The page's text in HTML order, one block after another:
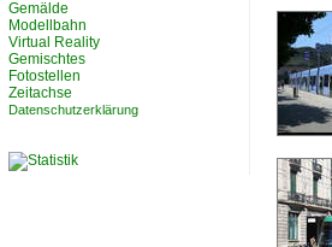
Gemälde
Modellbahn
Virtual Reality
Gemischtes
Fotostellen
Zeitachse
Datenschutzerklärung